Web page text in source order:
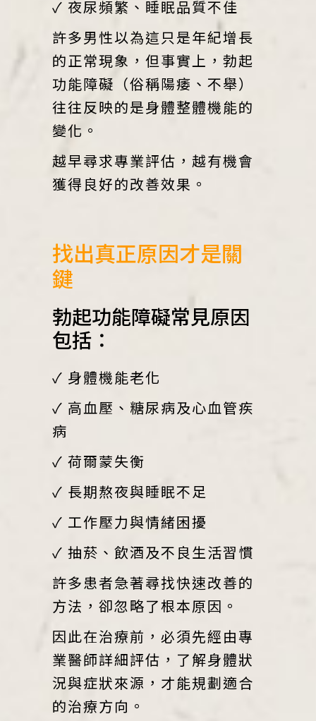
✓ 夜尿頻繁、睡眠品質不佳
許多男性以為這只是年紀增長
的正常現象，但事實上，勃起
功能障礙（俗稱陽痿、不舉）
往往反映的是身體整體機能的
變化。
越早尋求專業評估，越有機會
獲得良好的改善效果。
找出真正原因才是關
鍵
勃起功能障礙常見原因
包括：
✓ 身體機能老化
✓ 高血壓、糖尿病及心血管疾
病
✓ 荷爾蒙失衡
✓ 長期熬夜與睡眠不足
✓ 工作壓力與情緒困擾
✓ 抽菸、飲酒及不良生活習慣
許多患者急著尋找快速改善的
方法，卻忽略了根本原因。
因此在治療前，必須先經由專
業醫師詳細評估，了解身體狀
況與症狀來源，才能規劃適合
的治療方向。